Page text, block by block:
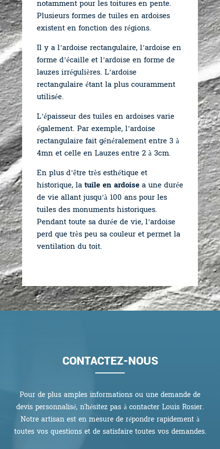
notamment pour les toitures en pente.
Plusieurs formes de tuiles en ardoises
existent en fonction des régions.
Il y a l’ardoise rectangulaire, l’ardoise en
forme d’écaille et l’ardoise en forme de
lauzes irrégulières. L’ardoise
rectangulaire étant la plus couramment
utilisée.
L’épaisseur des tuiles en ardoises varie
également. Par exemple, l’ardoise
rectangulaire fait généralement entre 3 à
4mn et celle en Lauzes entre 2 à 3cm.
En plus d’être très esthétique et
historique, latuile en ardoisea une durée
de vie allant jusqu’à 100 ans pour les
tuiles des monuments historiques.
Pendant toute sa durée de vie, l’ardoise
perd que très peu sa couleur et permet la
ventilation du toit.
CONTACTEZ-NOUS
Pour de plus amples informations ou une demande de
devis personnalisé, n'hésitez pas à contacter Louis Rosier.
Notre artisan est en mesure de répondre rapidement à
toutes vos questions et de satisfaire toutes vos demandes.